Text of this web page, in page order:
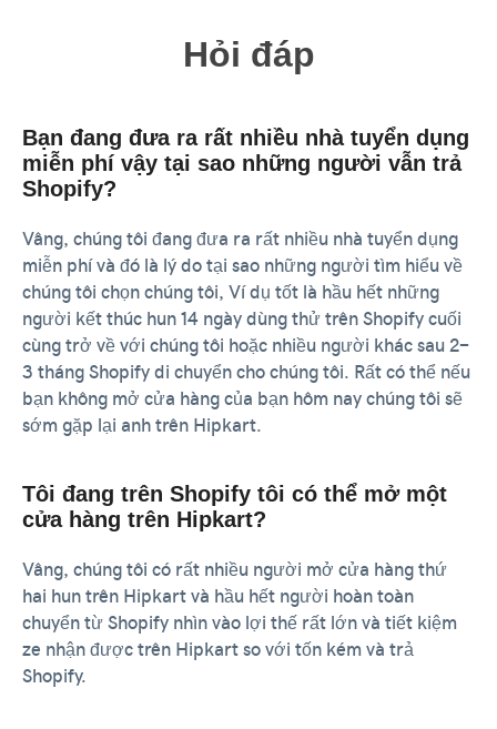
Hỏi đáp
Bạn đang đưa ra rất nhiều nhà tuyển dụng
miễn phí vậy tại sao những người vẫn trả
Shopify?
Vâng, chúng tôi đang đưa ra rất nhiều nhà tuyển dụng
miễn phí và đó là lý do tại sao những người tìm hiểu về
chúng tôi chọn chúng tôi, Ví dụ tốt là hầu hết những
người kết thúc hun 14 ngày dùng thử trên Shopify cuối
cùng trở về với chúng tôi hoặc nhiều người khác sau 2-
3 tháng Shopify di chuyển cho chúng tôi. Rất có thể nếu
bạn không mở cửa hàng của bạn hôm nay chúng tôi sẽ
sớm gặp lại anh trên Hipkart.
Tôi đang trên Shopify tôi có thể mở một
cửa hàng trên Hipkart?
Vâng, chúng tôi có rất nhiều người mở cửa hàng thứ
hai hun trên Hipkart và hầu hết người hoàn toàn
chuyển từ Shopify nhìn vào lợi thế rất lớn và tiết kiệm
ze nhận được trên Hipkart so với tốn kém và trả
Shopify.